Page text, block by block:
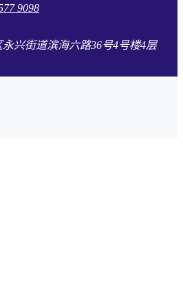
9098
兴街道滨海六路36号4号楼4层